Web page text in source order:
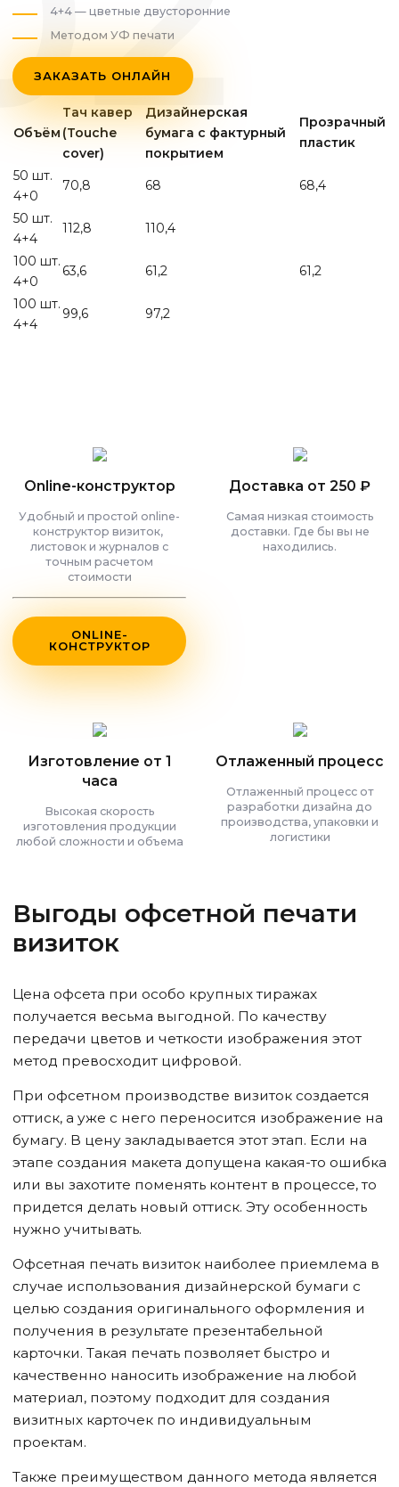
4+4 — цветные двусторонние
Методом УФ печати
ЗАКАЗАТЬ ОНЛАЙН
Объём
Тач кавер
(Touche
cover)
Дизайнерская
бумага с фактурный
покрытием
Прозрачный
пластик
50 шт.
4+0
70,8 68 68,4
50 шт.
4+4
112,8 110,4
100 шт.
4+0
63,6 61,2 61,2
100 шт.
4+4
99,6 97,2
Online-конструктор
Удобный и простой online-
конструктор визиток,
листовок и журналов с
точным расчетом
стоимости
ONLINE-
КОНСТРУКТОР
Доставка от 250 ₽
Самая низкая стоимость
доставки. Где бы вы не
находились.
Изготовление от 1
часа
Высокая скорость
изготовления продукции
любой сложности и объема
Отлаженный процесс
Отлаженный процесс от
разработки дизайна до
производства, упаковки и
логистики
Выгоды офсетной печати
визиток
Цена офсета при особо крупных тиражах
получается весьма выгодной. По качеству
передачи цветов и четкости изображения этот
метод превосходит цифровой.
При офсетном производстве визиток создается
оттиск, а уже с него переносится изображение на
бумагу. В цену закладывается этот этап. Если на
этапе создания макета допущена какая-то ошибка
или вы захотите поменять контент в процессе, то
придется делать новый оттиск. Эту особенность
нужно учитывать.
Офсетная печать визиток наиболее приемлема в
случае использования дизайнерской бумаги с
целью создания оригинального оформления и
получения в результате презентабельной
карточки. Такая печать позволяет быстро и
качественно наносить изображение на любой
материал, поэтому подходит для создания
визитных карточек по индивидуальным
проектам.
Также преимуществом данного метода является